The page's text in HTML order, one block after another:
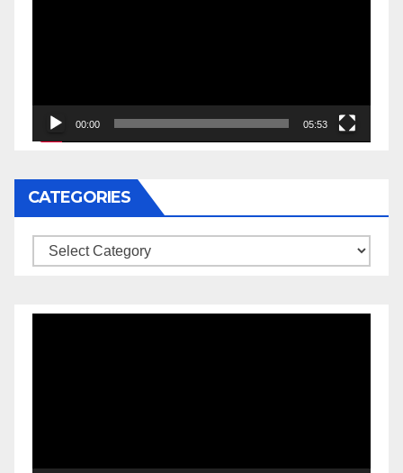
00:00 05:53
CATEGORIES
Categories